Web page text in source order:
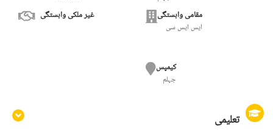
مقامی وابستگی
ایس ایس سی
غیر ملکی وابستگی
کیمپس
جہلم
تعلیمی